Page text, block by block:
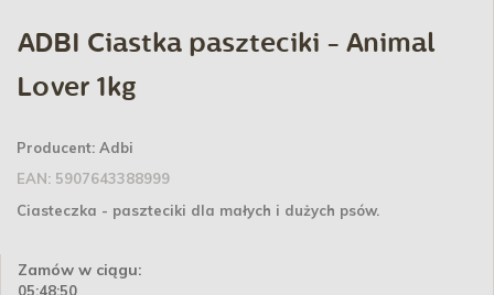
ADBI Ciastka paszteciki - Animal
Lover 1kg
Producent: Adbi
EAN: 5907643388999
Ciasteczka - paszteciki dla małych i dużych psów.
Zamów w ciągu:
05:48:50